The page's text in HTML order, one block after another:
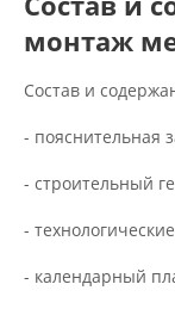
монтаж
Состав и
- пояснительная
- строительный
-
- календарный